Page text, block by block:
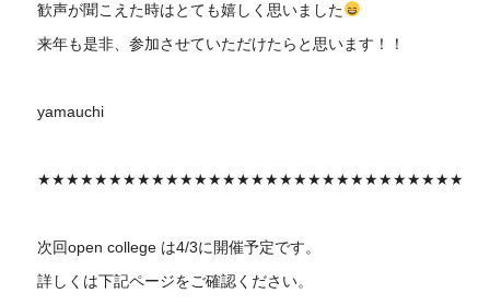
歓声が聞こえた時はとても嬉しく思いました
来年も是非、参加させていただけたらと思います！！
yamauchi
★★★★★★★★★★★★★★★★★★★★★★★★★★★★★★
次回open college は4/3に開催予定です。
詳しくは下記ページをご確認ください。